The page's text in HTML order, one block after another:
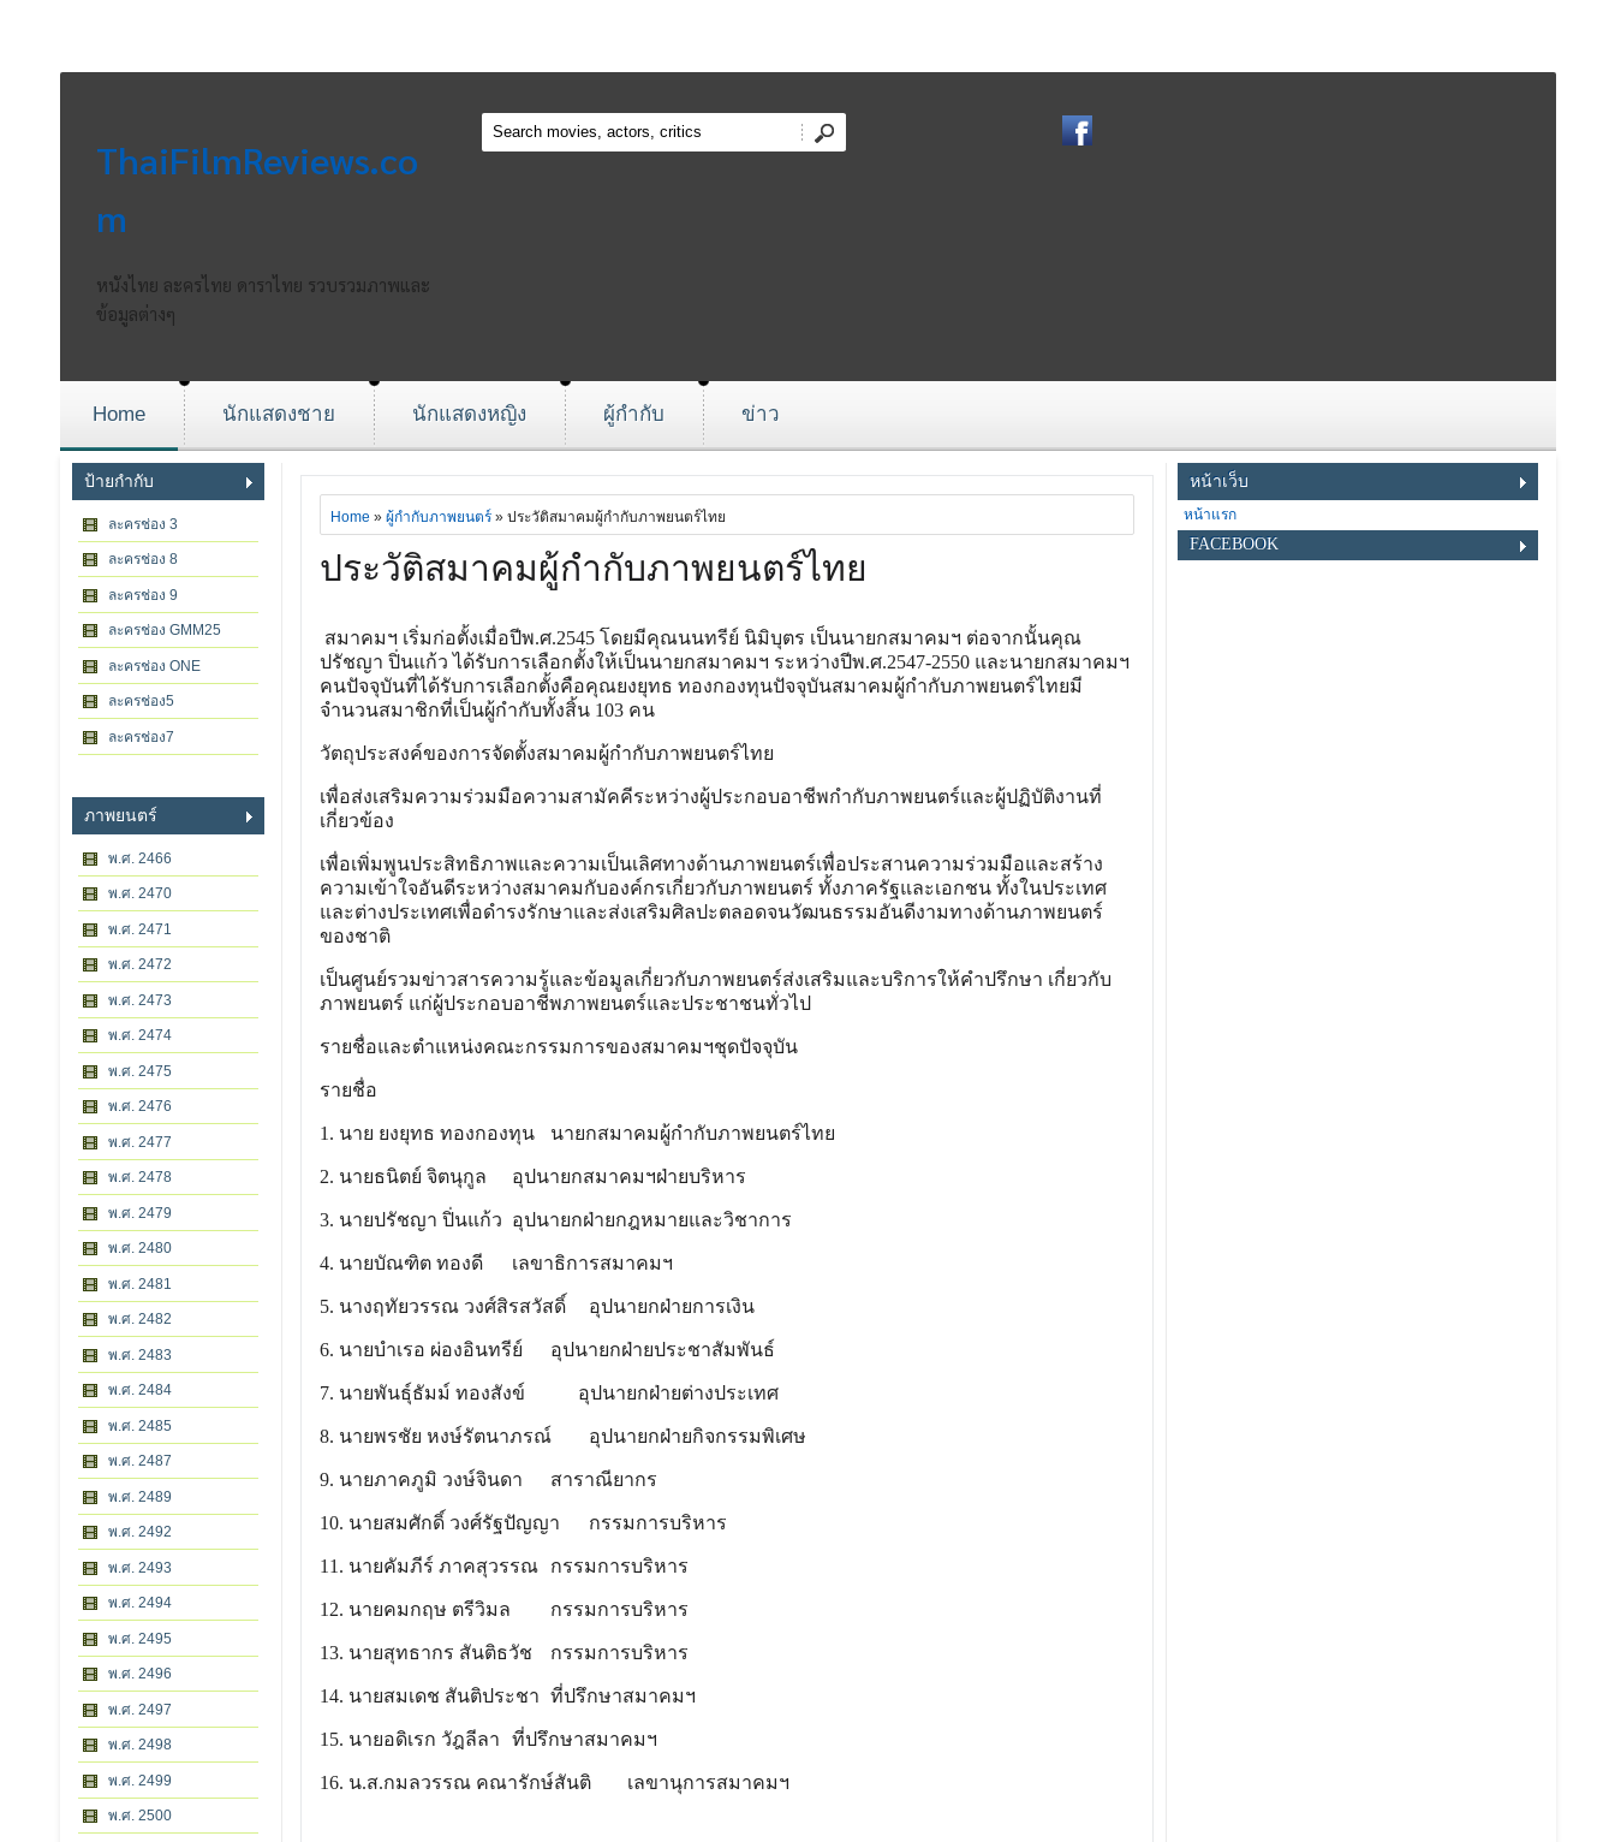
ThaiFilmReviews.co
m
หนังไทย ละครไทย ดาราไทย รวบรวมภาพและ
ข้อมูลต่างๆ
Home นักแสดงชาย นักแสดงหญิง ผู้กำกับ ข่าว
ป้ายกำกับ
ละครช่อง 3
ละครช่อง 8
ละครช่อง 9
ละครช่อง GMM25
ละครช่อง ONE
ละครช่อง5
ละครช่อง7
ภาพยนตร์
พ.ศ. 2466
พ.ศ. 2470
พ.ศ. 2471
พ.ศ. 2472
พ.ศ. 2473
พ.ศ. 2474
พ.ศ. 2475
พ.ศ. 2476
พ.ศ. 2477
พ.ศ. 2478
พ.ศ. 2479
พ.ศ. 2480
พ.ศ. 2481
พ.ศ. 2482
พ.ศ. 2483
พ.ศ. 2484
พ.ศ. 2485
พ.ศ. 2487
พ.ศ. 2489
พ.ศ. 2492
พ.ศ. 2493
พ.ศ. 2494
พ.ศ. 2495
พ.ศ. 2496
พ.ศ. 2497
พ.ศ. 2498
พ.ศ. 2499
พ.ศ. 2500
Home » ผู้กำกับภาพยนตร์» ประวัติสมาคมผู้กำกับภาพยนตร์ไทย
ประวัติสมาคมผู้กำกับภาพยนตร์ไทย
สมาคมฯ เริ่มก่อตั้งเมื่อปีพ.ศ.2545 โดยมีคุณนนทรีย์ นิมิบุตร เป็นนายกสมาคมฯ ต่อจากนั้นคุณ
ปรัชญา ปิ่นแก้ว ได้รับการเลือกตั้งให้เป็นนายกสมาคมฯ ระหว่างปีพ.ศ.2547-2550 และนายกสมาคมฯ
คนปัจจุบันที่ได้รับการเลือกตั้งคือคุณยงยุทธ ทองกองทุนปัจจุบันสมาคมผู้กำกับภาพยนตร์ไทยมี
จำนวนสมาชิกที่เป็นผู้กำกับทั้งสิ้น 103 คน
วัตถุประสงค์ของการจัดตั้งสมาคมผู้กำกับภาพยนตร์ไทย
เพื่อส่งเสริมความร่วมมือความสามัคคีระหว่างผู้ประกอบอาชีพกำกับภาพยนตร์และผู้ปฏิบัติงานที่
เกี่ยวข้อง
เพื่อเพิ่มพูนประสิทธิภาพและความเป็นเลิศทางด้านภาพยนตร์เพื่อประสานความร่วมมือและสร้าง
ความเข้าใจอันดีระหว่างสมาคมกับองค์กรเกี่ยวกับภาพยนตร์ ทั้งภาครัฐและเอกชน ทั้งในประเทศ
และต่างประเทศเพื่อดำรงรักษาและส่งเสริมศิลปะตลอดจนวัฒนธรรมอันดีงามทางด้านภาพยนตร์
ของชาติ
เป็นศูนย์รวมข่าวสารความรู้และข้อมูลเกี่ยวกับภาพยนตร์ส่งเสริมและบริการให้คำปรึกษา เกี่ยวกับ
ภาพยนตร์ แก่ผู้ประกอบอาชีพภาพยนตร์และประชาชนทั่วไป
รายชื่อและตำแหน่งคณะกรรมการของสมาคมฯชุดปัจจุบัน
รายชื่อ
1. นาย ยงยุทธ ทองกองทุน นายกสมาคมผู้กำกับภาพยนตร์ไทย
2. นายธนิตย์ จิตนุกูล อุปนายกสมาคมฯฝ่ายบริหาร
3. นายปรัชญา ปิ่นแก้ว อุปนายกฝ่ายกฎหมายและวิชาการ
4. นายบัณฑิต ทองดี เลขาธิการสมาคมฯ
5. นางฤทัยวรรณ วงศ์สิรสวัสดิ์ อุปนายกฝ่ายการเงิน
6. นายบำเรอ ผ่องอินทรีย์ อุปนายกฝ่ายประชาสัมพันธ์
7. นายพันธุ์ธัมม์ ทองสังข์ อุปนายกฝ่ายต่างประเทศ
8. นายพรชัย หงษ์รัตนาภรณ์ อุปนายกฝ่ายกิจกรรมพิเศษ
9. นายภาคภูมิ วงษ์จินดา สาราณียากร
10. นายสมศักดิ์ วงศ์รัฐปัญญา กรรมการบริหาร
11. นายคัมภีร์ ภาคสุวรรณ กรรมการบริหาร
12. นายคมกฤษ ตรีวิมล กรรมการบริหาร
13. นายสุทธากร สันติธวัช กรรมการบริหาร
14. นายสมเดช สันติประชา ที่ปรึกษาสมาคมฯ
15. นายอดิเรก วัฎลีลา ที่ปรึกษาสมาคมฯ
16. น.ส.กมลวรรณ คณารักษ์สันติ เลขานุการสมาคมฯ
หน้าเว็บ
หน้าแรก
FACEBOOK